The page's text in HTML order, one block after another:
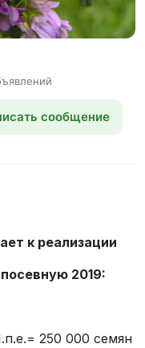
сообщение
к реализации
2019:
250 000 семян